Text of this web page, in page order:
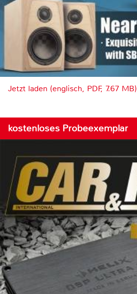
Jetzt laden (englisch, PDF, 7.67 MB)
kostenloses Probeexemplar